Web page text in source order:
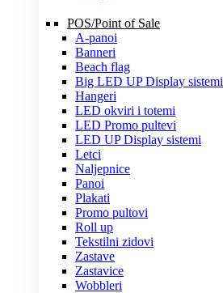
POS/Point of Sale
A-panoi
Banneri
Beach flag
Big LED UP Display sistemi
Hangeri
LED okviri i totemi
LED Promo pultevi
LED UP Display sistemi
Letci
Naljepnice
Panoi
Plakati
Promo pultovi
Roll up
Tekstilni zidovi
Zastave
Zastavice
Wobbleri